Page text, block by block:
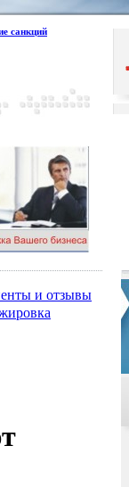
санкций
и отзывы